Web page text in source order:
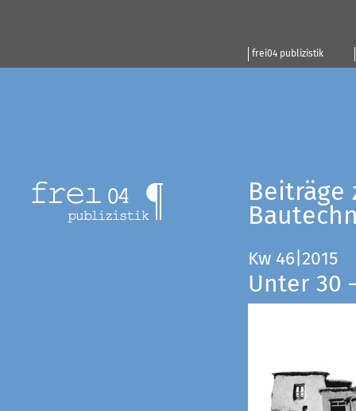
frei04 publizistik
Beiträge
Kw 46|2015
Unter 30